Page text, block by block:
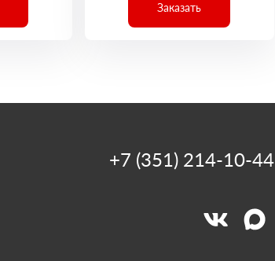
Заказать
+7 (351) 214-10-44